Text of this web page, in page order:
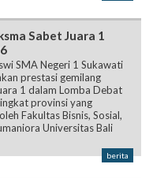
Sabet Juara 1
SMA Negeri 1 Sukawati
prestasi gemilang
1 dalam Lomba Debat
provinsi yang
Fakultas Bisnis, Sosial,
Universitas Bali
berita